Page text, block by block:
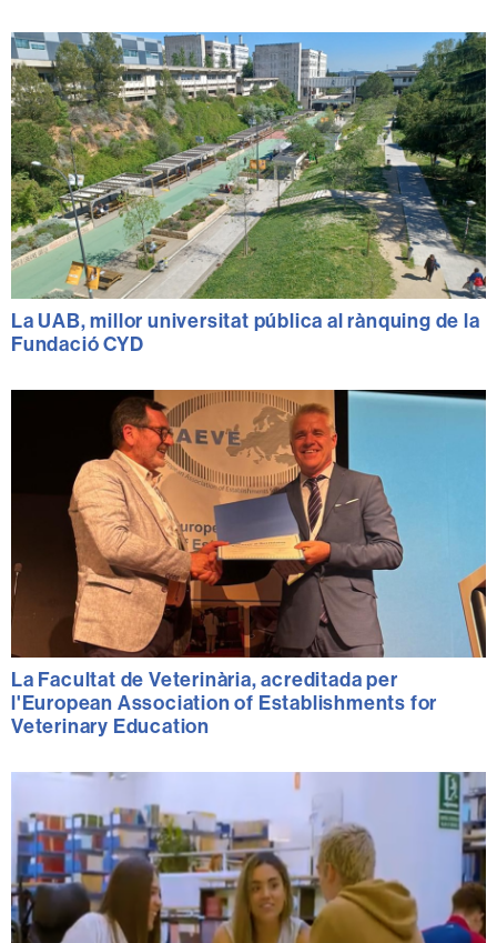
La UAB, millor universitat pública al rànquing de la
Fundació CYD
La Facultat de Veterinària, acreditada per
l'European Association of Establishments for
Veterinary Education